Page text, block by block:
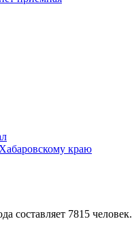
составляет 7815 человек.